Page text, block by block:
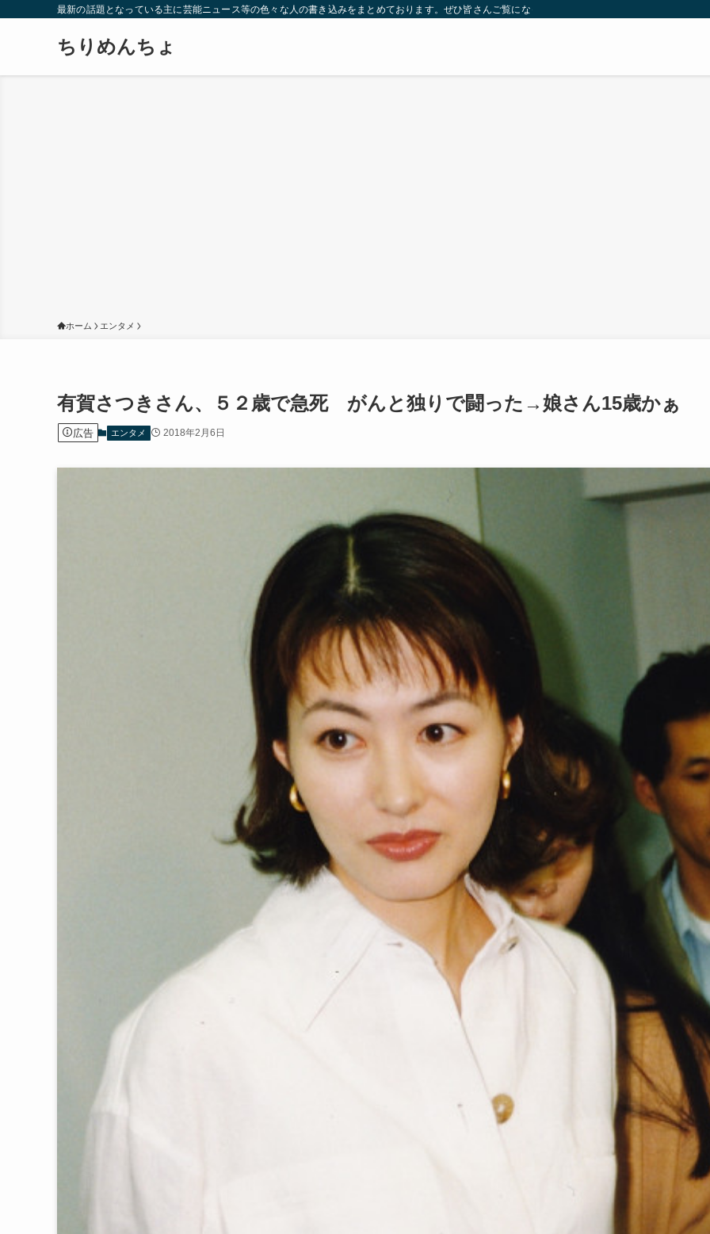
最新の話題となっている主に芸能ニュース等の色々な人の書き込みをまとめております。ぜひ皆さんご覧になっていってください。
ちりめんちょ
ホーム エンタメ
有賀さつきさん、５２歳で急死 がんと独りで闘った→娘さん15歳かぁ
広告 エンタメ 2018年2月6日